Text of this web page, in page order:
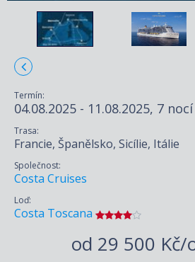
Termín:
04.08.2025 - 11.08.2025, 7 nocí
Trasa:
Francie, Španělsko, Sicílie, Itálie
Společnost:
Costa Cruises
Loď:
Costa Toscana
od 29 500 Kč/